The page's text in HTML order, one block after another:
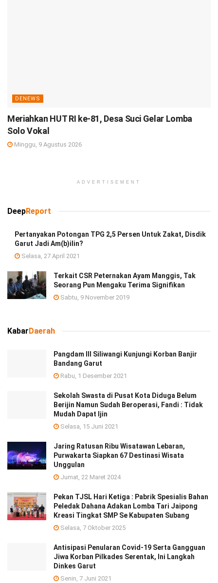
DENEWS
Meriahkan HUT RI ke-81, Desa Suci Gelar Lomba
Solo Vokal
Minggu, 9 Agustus 2026
ADVERTISEMENT
DeepReport
Pertanyakan Potongan TPG 2,5 Persen Untuk Zakat, Disdik
Garut Jadi Am(b)ilin?
Selasa, 27 April 2021
Terkait CSR Peternakan Ayam Manggis, Tak
Seorang Pun Mengaku Terima Signifikan
Sabtu, 9 November 2019
Kabar Daerah
Pangdam III Siliwangi Kunjungi Korban Banjir
Bandang Garut
Rabu, 1 Desember 2021
Sekolah Swasta di Pusat Kota Diduga Belum
Berijin Namun Sudah Beroperasi, Fandi : Tidak
Mudah Dapat Ijin
Selasa, 15 Juni 2021
Jaring Ratusan Ribu Wisatawan Lebaran,
Purwakarta Siapkan 67 Destinasi Wisata
Unggulan
Jumat, 22 Maret 2024
Pekan TJSL Hari Ketiga : Pabrik Spesialis Bahan
Peledak Dahana Adakan Lomba Tari Jaipong
Kreasi Tingkat SMP Se Kabupaten Subang
Selasa, 7 Oktober 2025
Antisipasi Penularan Covid-19 Serta Gangguan
Jiwa Korban Pilkades Serentak, Ini Langkah
Dinkes Garut
Senin, 7 Juni 2021